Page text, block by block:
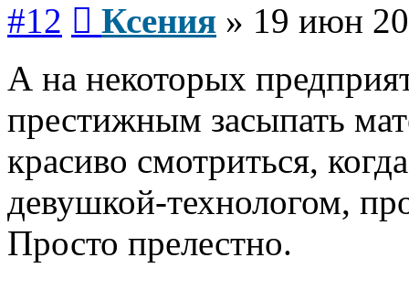
#12 Ксения » 19 июн
А на некоторых
престижным засыпать
красиво смотриться,
девушкой-технологом,
Просто прелестно.